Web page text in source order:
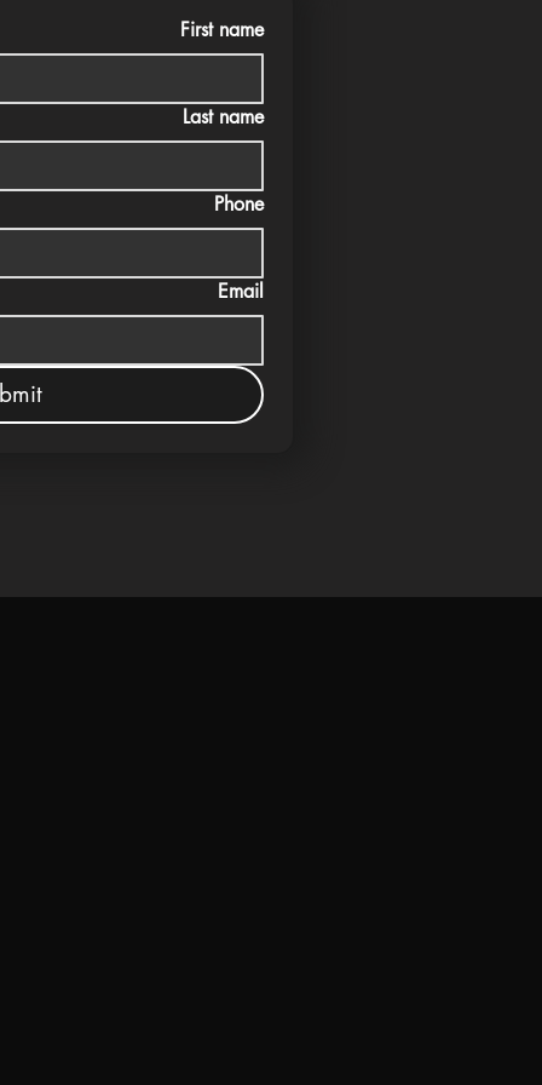
First name
Last name
Phone
Email